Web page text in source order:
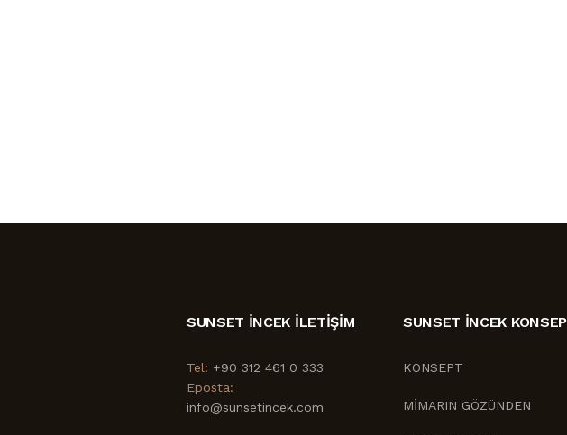
SUNSET İNCEK İLETIŞIM
Tel: +90 312 461 0 333
Eposta:
info@sunsetincek.com
SUNSET İNCEK
KONSEPT
MİMARIN GÖZÜNDEN